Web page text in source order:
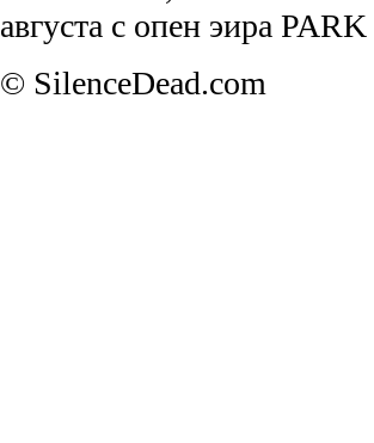
августа с опен эира
© SilenceDead.com